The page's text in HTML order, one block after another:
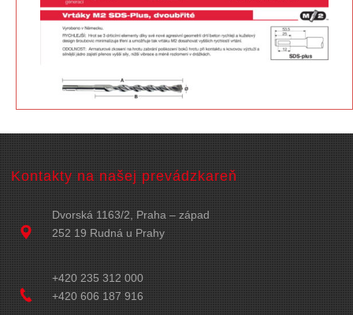
Kontakty na našej prevádzkareň
Dvorská 1163/2, Praha – západ
252 19 Rudná u Prahy
+420 235 312 000
+420 606 187 916